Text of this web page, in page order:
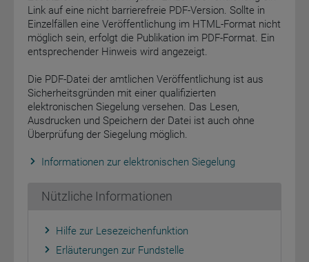
Link auf eine nicht barrierefreie PDF-Version. Sollte in
Einzelfällen eine Veröffentlichung im HTML-Format nicht
möglich sein, erfolgt die Publikation im PDF-Format. Ein
entsprechender Hinweis wird angezeigt.
Die PDF-Datei der amtlichen Veröffentlichung ist aus
Sicherheitsgründen mit einer qualifizierten
elektronischen Siegelung versehen. Das Lesen,
Ausdrucken und Speichern der Datei ist auch ohne
Überprüfung der Siegelung möglich.
Informationen zur elektronischen Siegelung
Nützliche Informationen
Hilfe zur Lesezeichenfunktion
Erläuterungen zur Fundstelle